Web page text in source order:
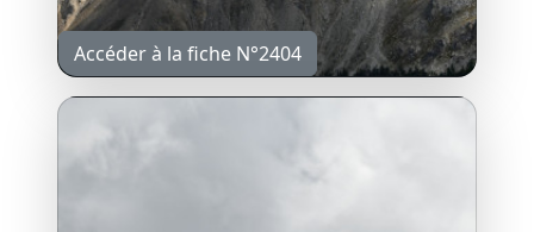
Accéder à la fiche N°2404